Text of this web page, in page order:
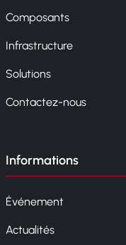
Composants
Infrastructure
Solutions
Contactez-nous
Informations
Événement
Actualités